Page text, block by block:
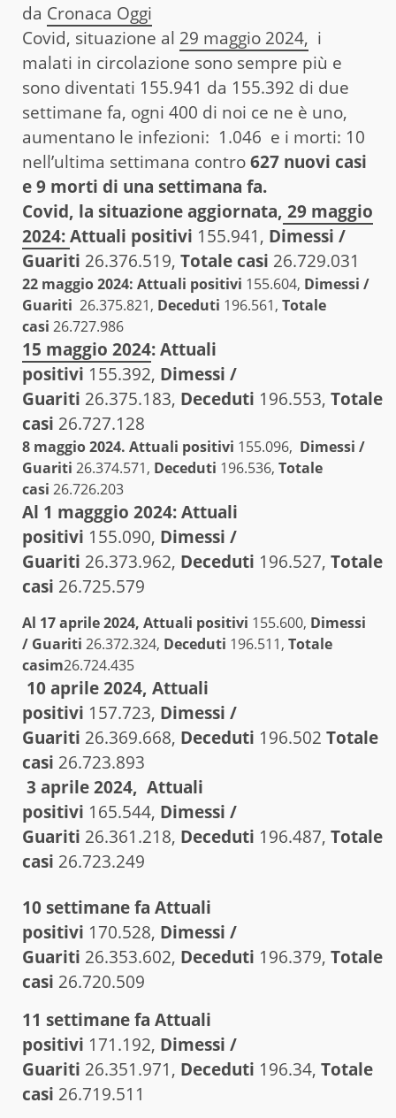
da Cronaca Oggi
Covid, situazione al 29 maggio 2024, i
malati in circolazione sono sempre più e
sono diventati 155.941 da 155.392 di due
settimane fa, ogni 400 di noi ce ne è uno,
aumentano le infezioni: 1.046 e i morti: 10
nell’ultima settimana contro627 nuovi casi
e 9 morti di una settimana fa.
Covid, la situazione aggiornata, 29 maggio
2024:Attuali positivi 155.941, Dimessi /
Guariti 26.376.519, Totale casi 26.729.031
22 maggio 2024: Attuali positivi 155.604, Dimessi /
Guariti 26.375.821, Deceduti 196.561, Totale
casi 26.727.986
15 maggio 2024:Attuali
positivi 155.392, Dimessi /
Guariti 26.375.183, Deceduti 196.553, Totale
casi 26.727.128
8 maggio 2024. Attuali positivi 155.096, Dimessi /
Guariti 26.374.571, Deceduti 196.536, Totale
casi 26.726.203
Al 1 magggio 2024:Attuali
positivi 155.090, Dimessi /
Guariti 26.373.962, Deceduti 196.527, Totale
casi 26.725.579
Al 17 aprile 2024, Attuali positivi 155.600, Dimessi
/ Guariti 26.372.324, Deceduti 196.511, Totale
casim26.724.435
10 aprile 2024, Attuali
positivi 157.723, Dimessi /
Guariti 26.369.668, Deceduti 196.502 Totale
casi 26.723.893
3 aprile 2024, Attuali
positivi 165.544, Dimessi /
Guariti 26.361.218, Deceduti 196.487, Totale
casi 26.723.249
10 settimane fa Attuali
positivi 170.528, Dimessi /
Guariti 26.353.602, Deceduti 196.379, Totale
casi 26.720.509
11 settimane fa Attuali
positivi 171.192, Dimessi /
Guariti 26.351.971, Deceduti 196.34, Totale
casi 26.719.511